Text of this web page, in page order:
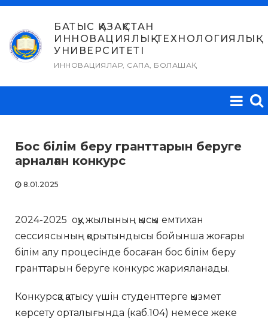
Skip
content
БАТЫС ҚАЗАҚСТАН
ИННОВАЦИЯЛЫҚ-ТЕХНОЛОГИЯЛЫҚ
УНИВЕРСИТЕТІ
ИННОВАЦИЯЛАР, САПА, БОЛАШАҚ
Бос білім беру гранттарын беруге
арналған конкурс
8.01.2025
2024-2025 оқу жылының қысқы емтихан
сессиясының қорытындысы бойынша жоғары
білім алу процесінде босаған бос білім беру
гранттарын беруге конкурс жарияланады.
Конкурсқа қатысу үшін студенттерге қызмет
көрсету орталығында (каб.104) немесе жеке